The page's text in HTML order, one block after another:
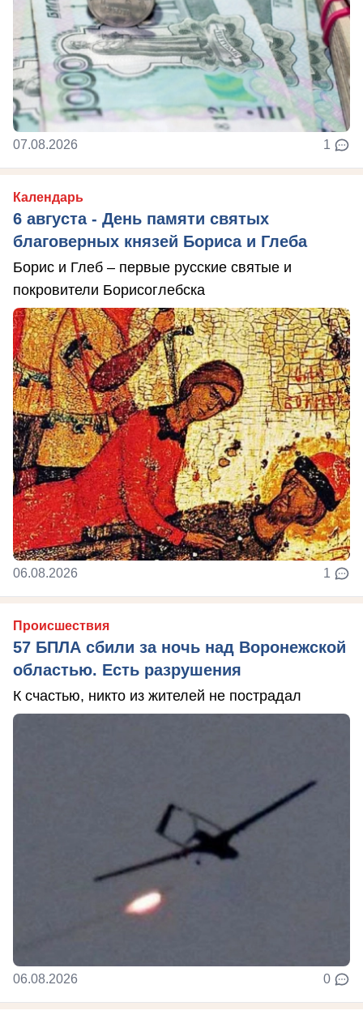
07.08.2026 1
Календарь
6 августа - День памяти святых
благоверных князей Бориса и Глеба
Борис и Глеб – первые русские святые и
покровители Борисоглебска
06.08.2026 1
Происшествия
57 БПЛА сбили за ночь над Воронежской
областью. Есть разрушения
К счастью, никто из жителей не пострадал
06.08.2026 0